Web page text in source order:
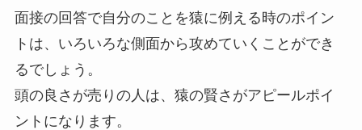
面接の回答で自分のことを猿に例える時のポイン
トは、いろいろな側面から攻めていくことができ
るでしょう。
頭の良さが売りの人は、猿の賢さがアピールポイ
ントになります。